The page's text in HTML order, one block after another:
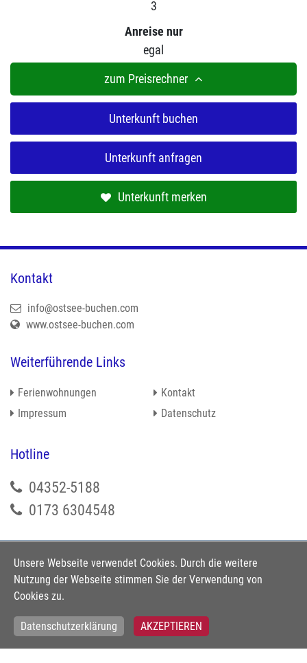
Unsere Webseite verwendet Cookies. Durch die weitere
Nutzung der Webseite stimmen Sie der Verwendung von
Cookies zu.
Datenschutzerklärung AKZEPTIEREN
3
Anreise nur
egal
zum Preisrechner
Unterkunft buchen
Unterkunft anfragen
Unterkunft merken
Kontakt
info@ostsee-buchen.com
www.ostsee-buchen.com
Weiterführende Links
Ferienwohnungen
Kontakt
Impressum
Datenschutz
Hotline
04352-5188
0173 6304548
Copyright © 2026 ostsee-buchen.com